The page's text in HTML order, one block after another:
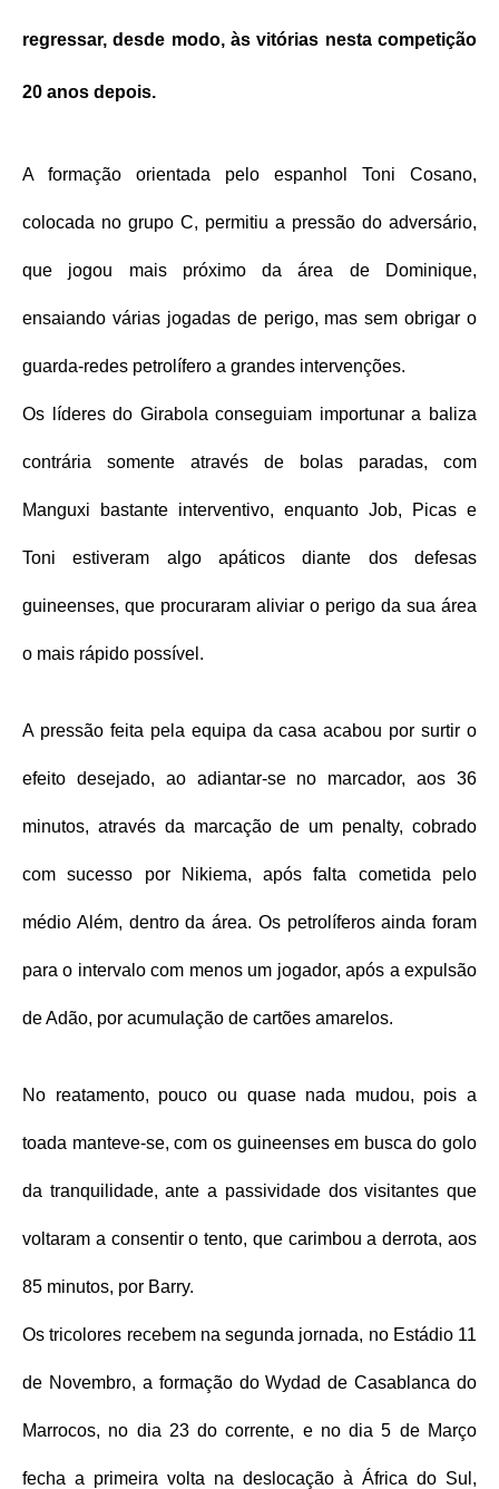
regressar, desde modo, às vitórias nesta competição
20 anos depois.
A formação orientada pelo espanhol Toni Cosano,
colocada no grupo C, permitiu a pressão do adversário,
que jogou mais próximo da área de Dominique,
ensaiando várias jogadas de perigo, mas sem obrigar o
guarda-redes petrolífero a grandes intervenções.
Os líderes do Girabola conseguiam importunar a baliza
contrária somente através de bolas paradas, com
Manguxi bastante interventivo, enquanto Job, Picas e
Toni estiveram algo apáticos diante dos defesas
guineenses, que procuraram aliviar o perigo da sua área
o mais rápido possível.
A pressão feita pela equipa da casa acabou por surtir o
efeito desejado, ao adiantar-se no marcador, aos 36
minutos, através da marcação de um penalty, cobrado
com sucesso por Nikiema, após falta cometida pelo
médio Além, dentro da área. Os petrolíferos ainda foram
para o intervalo com menos um jogador, após a expulsão
de Adão, por acumulação de cartões amarelos.
No reatamento, pouco ou quase nada mudou, pois a
toada manteve-se, com os guineenses em busca do golo
da tranquilidade, ante a passividade dos visitantes que
voltaram a consentir o tento, que carimbou a derrota, aos
85 minutos, por Barry.
Os tricolores recebem na segunda jornada, no Estádio 11
de Novembro, a formação do Wydad de Casablanca do
Marrocos, no dia 23 do corrente, e no dia 5 de Março
fecha a primeira volta na deslocação à África do Sul,